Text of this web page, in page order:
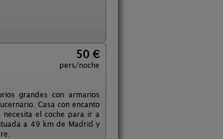
50 €
pers/noche
grandes con armarios
Casa con encanto
el coche para ir a
a 49 km de Madrid y